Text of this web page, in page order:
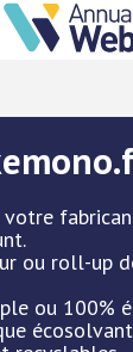
votre
ou roll-up
ou 100%
écosolvant